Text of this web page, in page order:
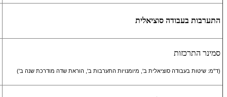
התערבות בעבודה סוציאלית
סמינר התרכזות
(ד"מ: שיטות בעבודה סוציאלית ב', מיומנויות התערבות ב', הוראת שדה מודרכת שנה ב')